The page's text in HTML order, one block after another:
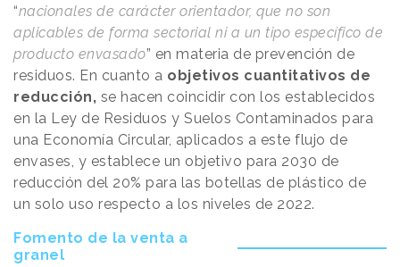
“nacionales de carácter orientador, que no son
aplicables de forma sectorial ni a un tipo específico de
producto envasado” en materia de prevención de
residuos. En cuanto a objetivos cuantitativos de
reducción, se hacen coincidir con los establecidos
en la Ley de Residuos y Suelos Contaminados para
una Economía Circular, aplicados a este flujo de
envases, y establece un objetivo para 2030 de
reducción del 20% para las botellas de plástico de
un solo uso respecto a los niveles de 2022.
Fomento de la venta a
granel